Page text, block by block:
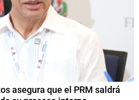
asegura que el PRM saldrá